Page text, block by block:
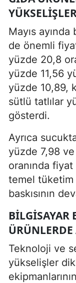
Mayıs
de önemli
yüzde 20,8
yüzde 11,56
yüzde 10,89,
sütlü tatlılar
gösterdi.
Ayrıca
yüzde 7,98
oranında
temel
baskısının
BILGISAYAR
ÜRÜNLERDE
Teknoloji ve
yükselişler